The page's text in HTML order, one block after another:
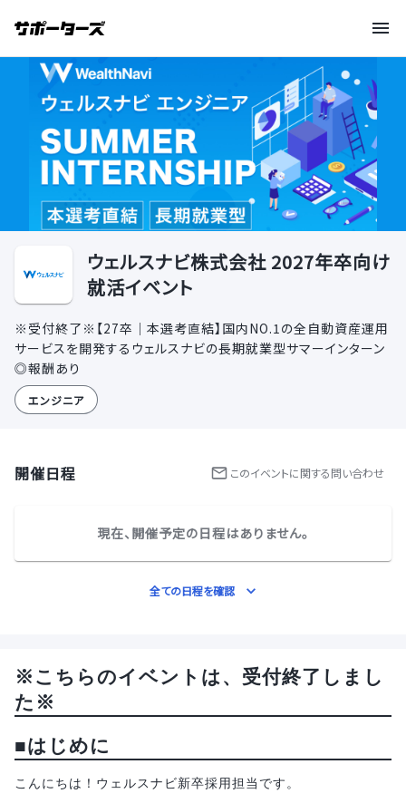
ウェルスナビ株式会社 2027年卒向け
就活イベント
※受付終了※【27卒｜本選考直結】国内NO.1の全自動資産運用
サービスを開発するウェルスナビの長期就業型サマーインターン
◎報酬あり
エンジニア
開催日程 このイベントに関する問い合わせ
現在、開催予定の日程はありません。
全ての日程を確認
※こちらのイベントは、受付終了しまし
た※
■はじめに
こんにちは！ウェルスナビ新卒採用担当です。